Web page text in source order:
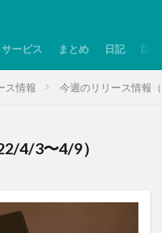
サービス まとめ 日記
ス情報 今週のリリース情報
4/3〜4/9）